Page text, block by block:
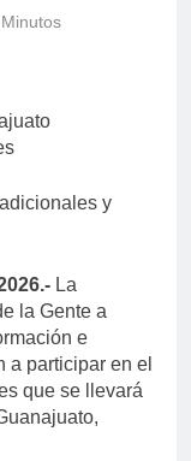
y
La
la Gente a
e
a participar en el
que se llevará